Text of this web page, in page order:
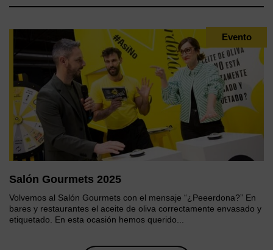
Evento
Salón Gourmets 2025
Volvemos al Salón Gourmets con el mensaje “¿Peeerdona?” En
bares y restaurantes el aceite de oliva correctamente envasado y
etiquetado. En esta ocasión hemos querido...